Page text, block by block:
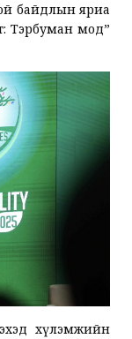
байдлын яриа
Тэрбуман мод”
хүлэмжийн